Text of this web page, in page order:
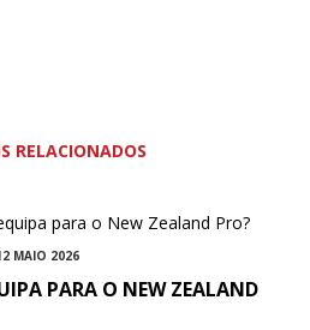
RELACIONADOS
MAIO 2026
PARA O NEW ZEALAND